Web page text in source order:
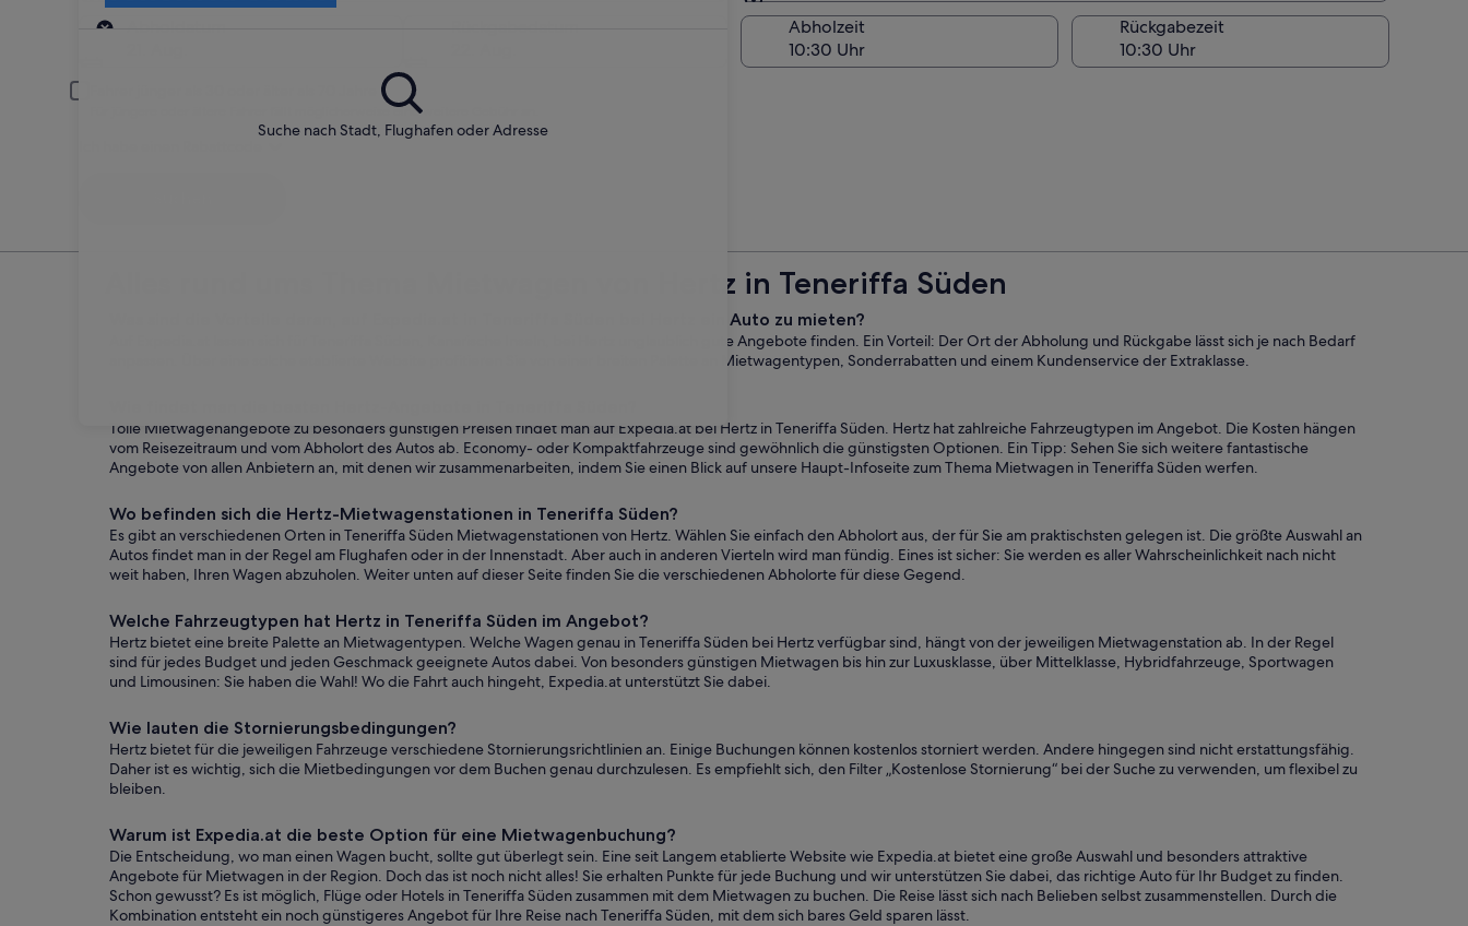
Suche nach Stadt, Flughafen oder Adresse
Abholort
Am Abholort
Abholzeit Rückgabezeit
Für jüngere oder ältere Fahrer fällt möglicherweise eine weitere Gebühr an.
Alles rund ums Thema Mietwagen von Hertz in Teneriffa Süden
Was sind die Vorteile daran, auf Expedia.at in Teneriffa Süden bei Hertz ein Auto zu mieten?
Auf Expedia.at lassen sich für Teneriffa Süden, Kanarische Inseln, bei Hertz unglaublich gute Angebote finden. Ein Vorteil: Der Ort der Abholung und Rückgabe lässt sich je nach Bedarf
anpassen. Über eine solche etablierte Website profitieren Sie von einer breiten Palette an Mietwagentypen, Sonderrabatten und einem Kundenservice der Extraklasse.
Tolle Mietwagenangebote zu besonders günstigen Preisen findet man auf Expedia.at bei Hertz in Teneriffa Süden. Hertz hat zahlreiche Fahrzeugtypen im Angebot. Die Kosten hängen
vom Reisezeitraum und vom Abholort des Autos ab. Economy- oder Kompaktfahrzeuge sind gewöhnlich die günstigsten Optionen. Ein Tipp: Sehen Sie sich weitere fantastische
Angebote von allen Anbietern an, mit denen wir zusammenarbeiten, indem Sie einen Blick auf unsere Haupt-Infoseite zum Thema Mietwagen in Teneriffa Süden werfen.
Wo befinden sich die Hertz-Mietwagenstationen in Teneriffa Süden?
Es gibt an verschiedenen Orten in Teneriffa Süden Mietwagenstationen von Hertz. Wählen Sie einfach den Abholort aus, der für Sie am praktischsten gelegen ist. Die größte Auswahl an
Autos findet man in der Regel am Flughafen oder in der Innenstadt. Aber auch in anderen Vierteln wird man fündig. Eines ist sicher: Sie werden es aller Wahrscheinlichkeit nach nicht
weit haben, Ihren Wagen abzuholen. Weiter unten auf dieser Seite finden Sie die verschiedenen Abholorte für diese Gegend.
Welche Fahrzeugtypen hat Hertz in Teneriffa Süden im Angebot?
Hertz bietet eine breite Palette an Mietwagentypen. Welche Wagen genau in Teneriffa Süden bei Hertz verfügbar sind, hängt von der jeweiligen Mietwagenstation ab. In der Regel
sind für jedes Budget und jeden Geschmack geeignete Autos dabei. Von besonders günstigen Mietwagen bis hin zur Luxusklasse, über Mittelklasse, Hybridfahrzeuge, Sportwagen
und Limousinen: Sie haben die Wahl! Wo die Fahrt auch hingeht, Expedia.at unterstützt Sie dabei.
Wie lauten die Stornierungsbedingungen?
Hertz bietet für die jeweiligen Fahrzeuge verschiedene Stornierungsrichtlinien an. Einige Buchungen können kostenlos storniert werden. Andere hingegen sind nicht erstattungsfähig.
Daher ist es wichtig, sich die Mietbedingungen vor dem Buchen genau durchzulesen. Es empfiehlt sich, den Filter „Kostenlose Stornierung“ bei der Suche zu verwenden, um flexibel zu
bleiben.
Warum ist Expedia.at die beste Option für eine Mietwagenbuchung?
Die Entscheidung, wo man einen Wagen bucht, sollte gut überlegt sein. Eine seit Langem etablierte Website wie Expedia.at bietet eine große Auswahl und besonders attraktive
Angebote für Mietwagen in der Region. Doch das ist noch nicht alles! Sie erhalten Punkte für jede Buchung und wir unterstützen Sie dabei, das richtige Auto für Ihr Budget zu finden.
Schon gewusst? Es ist möglich, Flüge oder Hotels in Teneriffa Süden zusammen mit dem Mietwagen zu buchen. Die Reise lässt sich nach Belieben selbst zusammenstellen. Durch die
Kombination entsteht ein noch günstigeres Angebot für Ihre Reise nach Teneriffa Süden, mit dem sich bares Geld sparen lässt.